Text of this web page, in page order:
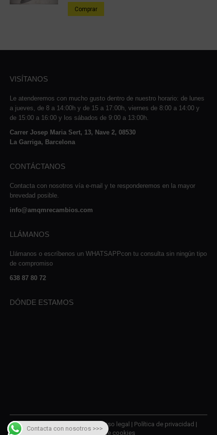
Comprar
VISÍTANOS
Le atenderemos con mucho gusto dentro de nuestro horario: de lunes
a jueves, de 8 a 14:00h y de 15 a 17:00h, viernes de 8:00 a 14:00 y
de 15:00 a 16:00 y los sábados de 9:00 a 13:00h.
Carrer Josep Maria Sert, 13, Nave 2, 08530
La Garriga, Barcelona
CONTÁCTANOS
Contacta con nosotros vía e-mail y te responderemos en la mayor
brevedad posible.
info@amqmrecambios.com
LLÁMANOS
Llámanos o escríbenos un WHATSAPPcon tu consulta sin ningún tipo
de compromiso
638 87 80 72
DÓNDE ESTAMOS
© 2026 AMQM Recambios | Aviso legal | Política de privacidad |
Política de cookies
Contacta con nosotros >>>